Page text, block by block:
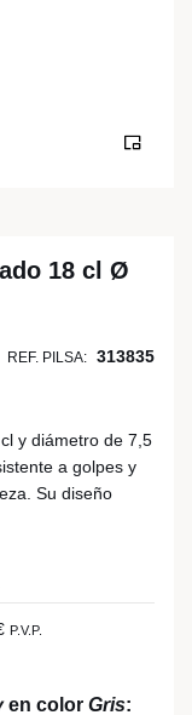
18 cl Ø
REF. PILSA: 313835
y diámetro de 7,5
a golpes y
Su diseño
P.V.P.
en color Gris: